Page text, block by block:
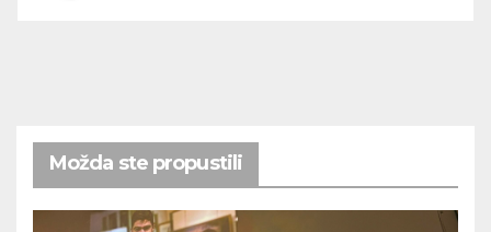
Možda ste propustili